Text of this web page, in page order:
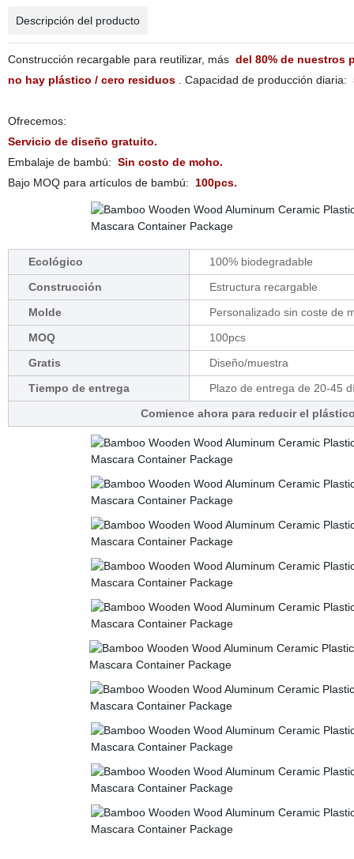
Descripción del producto
Construcción recargable para reutilizar, más del 80% de nuestros
no hay plástico / cero residuos
. Capacidad de producción diaria:
Ofrecemos:
Servicio de diseño gratuito.
Embalaje de bambú: Sin costo de moho.
Bajo MOQ para artículos de bambú:
100pcs.
Ecológico
100% biodegradable
Construcción
Estructura recargable
Molde
Personalizado sin coste de
MOQ
100pcs
Gratis
Diseño/muestra
Tiempo de entrega
Plazo de entrega de 20-45
Comience ahora para reducir el